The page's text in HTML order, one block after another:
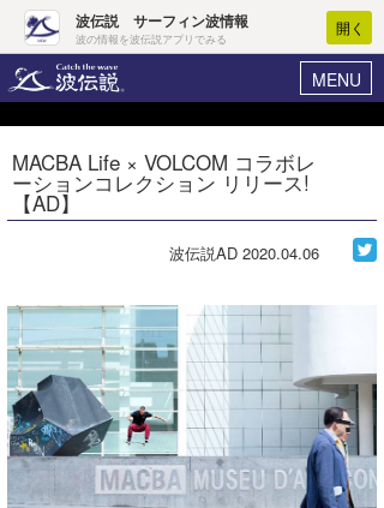
波伝説 サーフィン波情報
波の情報を波伝説アプリでみる
開く
MENU
ヘルプ マイホーム
ログイン
WAVE HUNTER波予想ツール
気象情報
ニュース
サーフィンエリアガイド
MACBA Life × VOLCOM コラボレ
ーションコレクション リリース!
【AD】
波伝説AD 2020.04.06
Core Surf Japan
コンテスト
ファッション/グッズ
アート＆エンタメ
コラム
トラベル
ショップ情報